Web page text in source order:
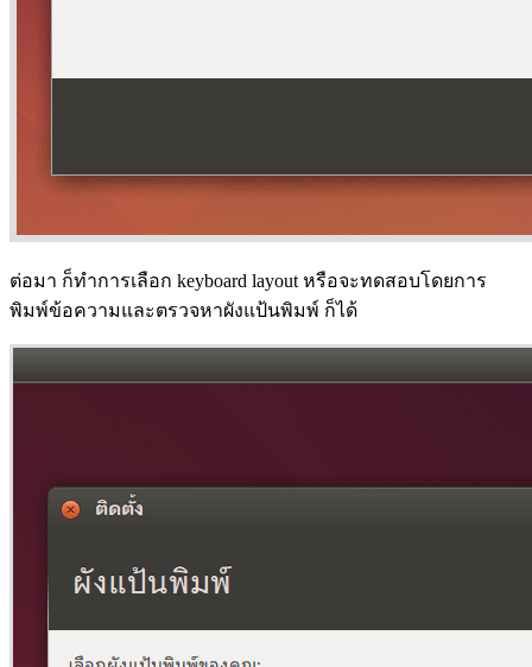
ต่อมา ก็ทำการเลือก keyboard layout หรือจะทดสอบโดยการ
พิมพ์ข้อความและตรวจหาผังแป้นพิมพ์ ก็ได้